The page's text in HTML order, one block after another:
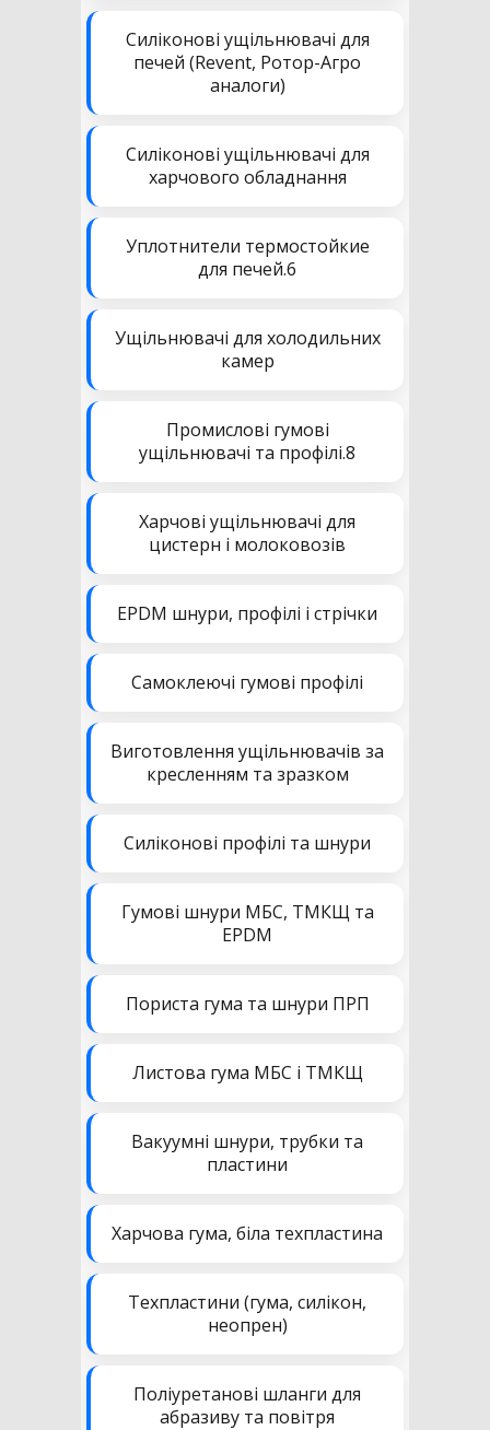
Силіконові ущільнювачі для
печей (Revent, Ротор-Агро
аналоги)
Силіконові ущільнювачі для
харчового обладнання
Уплотнители термостойкие
для печей.6
Ущільнювачі для холодильних
камер
Промислові гумові
ущільнювачі та профілі.8
Харчові ущільнювачі для
цистерн і молоковозів
EPDM шнури, профілі і стрічки
Самоклеючі гумові профілі
Виготовлення ущільнювачів за
кресленням та зразком
Силіконові профілі та шнури
Гумові шнури МБС, ТМКЩ та
EPDM
Пориста гума та шнури ПРП
Листова гума МБС і ТМКЩ
Вакуумні шнури, трубки та
пластини
Харчова гума, біла техпластина
Техпластини (гума, силікон,
неопрен)
Поліуретанові шланги для
абразиву та повітря